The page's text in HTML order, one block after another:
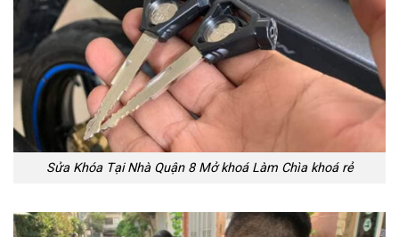
Sửa Khóa Tại Nhà Quận 8 Mở khoá Làm Chìa khoá rẻ